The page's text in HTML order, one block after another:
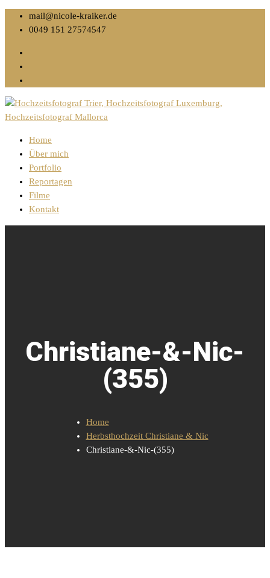
mail@nicole-kraiker.de
0049 151 27574547
Home
Über mich
Portfolio
Reportagen
Filme
Kontakt
Christiane-&-Nic-
(355)
Home
Herbsthochzeit Christiane & Nic
Christiane-&-Nic-(355)